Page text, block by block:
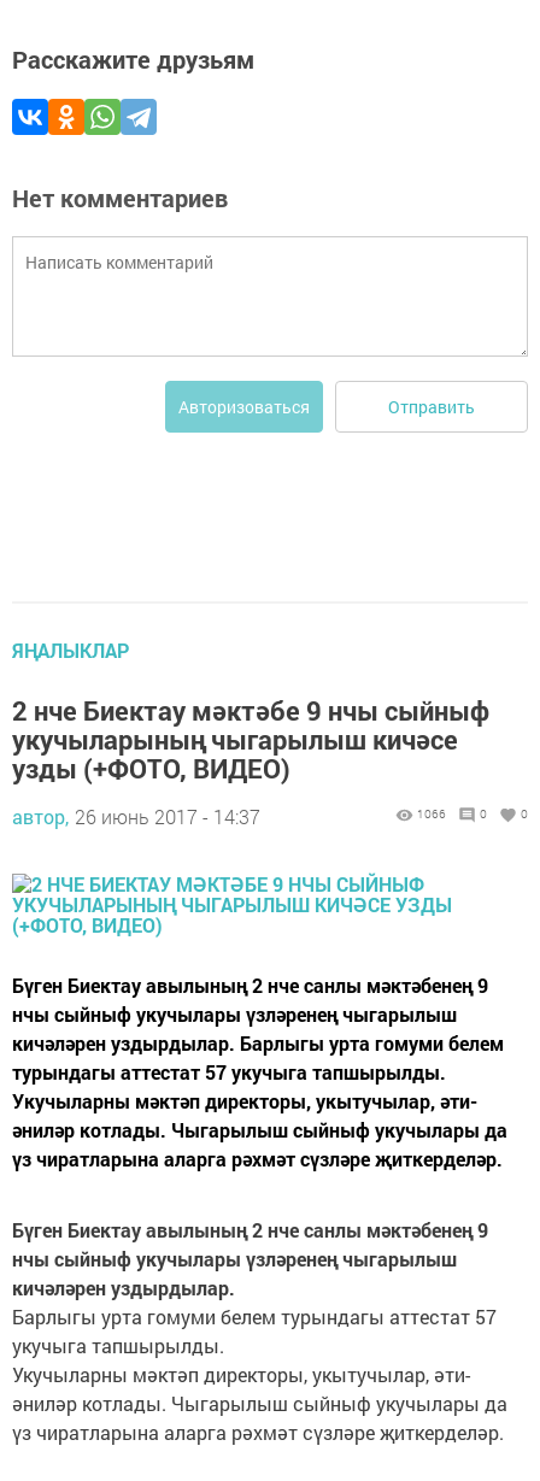
Расскажите друзьям
Нет комментариев
Авторизоваться Отправить
ЯҢАЛЫКЛАР
2 нче Биектау мәктәбе 9 нчы сыйныф
укучыларының чыгарылыш кичәсе
узды (+ФОТО, ВИДЕО)
автор, 26 июнь 2017 - 14:37 1066 0 0
Бүген Биектау авылының 2 нче санлы мәктәбенең 9
нчы сыйныф укучылары үзләренең чыгарылыш
кичәләрен уздырдылар. Барлыгы урта гомуми белем
турындагы аттестат 57 укучыга тапшырылды.
Укучыларны мәктәп директоры, укытучылар, әти-
әниләр котлады. Чыгарылыш сыйныф укучылары да
үз чиратларына аларга рәхмәт сүзләре җиткерделәр.
Бүген Биектау авылының 2 нче санлы мәктәбенең 9
нчы сыйныф укучылары үзләренең чыгарылыш
кичәләрен уздырдылар.
Барлыгы урта гомуми белем турындагы аттестат 57
укучыга тапшырылды.
Укучыларны мәктәп директоры, укытучылар, әти-
әниләр котлады. Чыгарылыш сыйныф укучылары да
үз чиратларына аларга рәхмәт сүзләре җиткерделәр.